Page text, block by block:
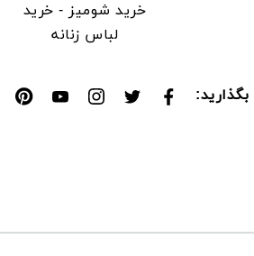
خرید شومیز - خرید
لباس زنانه